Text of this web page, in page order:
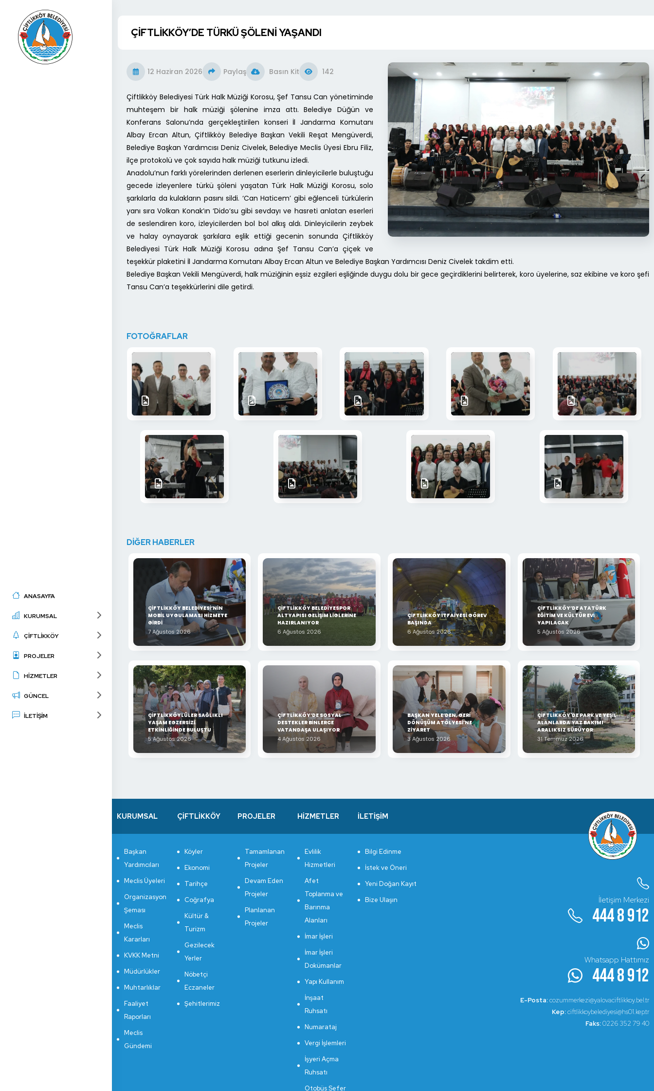
ÇİFTLİKKÖY’DE TÜRKÜ ŞÖLENİ YAŞANDI
12 Haziran 2026 Paylaş Basın Kit 142
Çiftlikköy Belediyesi Türk Halk Müziği Korosu, Şef Tansu Can yönetiminde
muhteşem bir halk müziği şölenine imza attı. Belediye Düğün ve
Konferans Salonu’nda gerçekleştirilen konseri İl Jandarma Komutanı
Albay Ercan Altun, Çiftlikköy Belediye Başkan Vekili Reşat Mengüverdi,
Belediye Başkan Yardımcısı Deniz Civelek, Belediye Meclis Üyesi Ebru Filiz,
ilçe protokolü ve çok sayıda halk müziği tutkunu izledi.
Anadolu’nun farklı yörelerinden derlenen eserlerin dinleyicilerle buluştuğu
gecede izleyenlere türkü şöleni yaşatan Türk Halk Müziği Korosu, solo
şarkılarla da kulakların pasını sildi. ‘Can Haticem’ gibi eğlenceli türkülerin
yanı sıra Volkan Konak’ın ‘Dido’su gibi sevdayı ve hasreti anlatan eserleri
de seslendiren koro, izleyicilerden bol bol alkış aldı. Dinleyicilerin zeybek
ve halay oynayarak şarkılara eşlik ettiği gecenin sonunda Çiftlikköy
Belediyesi Türk Halk Müziği Korosu adına Şef Tansu Can’a çiçek ve
teşekkür plaketini İl Jandarma Komutanı Albay Ercan Altun ve Belediye Başkan Yardımcısı Deniz Civelek takdim etti.
Belediye Başkan Vekili Mengüverdi, halk müziğinin eşsiz ezgileri eşliğinde duygu dolu bir gece geçirdiklerini belirterek, koro üyelerine, saz ekibine ve koro şefi
Tansu Can’a teşekkürlerini dile getirdi.
FOTOĞRAFLAR
DİĞER HABERLER
ÇİFTLİKKÖY BELEDİYESİ’NİN
MOBİL UYGULAMASI HİZMETE
GİRDİ
7 Ağustos 2026
ÇİFTLİKKÖY BELEDİYESPOR
ALTYAPISI GELİŞİM LİGLERİNE
HAZIRLANIYOR
6 Ağustos 2026
ÇİFTLİKKÖY İTFAİYESİ GÖREV
BAŞINDA
6 Ağustos 2026
ÇİFTLİKKÖY’DE ATATÜRK
EĞİTİM VE KÜLTÜR EVİ
YAPILACAK
5 Ağustos 2026
ÇİFTLİKKÖYLÜLER SAĞLIKLI
YAŞAM EGZERSİZİ
ETKİNLİĞİNDE BULUŞTU
5 Ağustos 2026
ÇİFTLİKKÖY’DE SOSYAL
DESTEKLER BİNLERCE
VATANDAŞA ULAŞIYOR
4 Ağustos 2026
BAŞKAN YELE’DEN, GERİ
DÖNÜŞÜM ATÖLYESİ’NE
ZİYARET
3 Ağustos 2026
ÇİFTLİKKÖY'DE PARK VE YEŞİL
ALANLARDA YAZ BAKIMI
ARALIKSIZ SÜRÜYOR
31 Temmuz 2026
ANASAYFA
KURUMSAL
ÇİFTLİKKÖY
PROJELER
HİZMETLER
GÜNCEL
İLETİŞİM
KURUMSAL
Başkan
Yardımcıları
Meclis Üyeleri
Organizasyon
Şeması
Meclis
Kararları
KVKK Metni
Müdürlükler
Muhtarlıklar
Faaliyet
Raporları
Meclis
Gündemi
ÇİFTLİKKÖY
Köyler
Ekonomi
Tarihçe
Coğrafya
Kültür &
Turizm
Gezilecek
Yerler
Nöbetçi
Eczaneler
Şehitlerimiz
PROJELER
Tamamlanan
Projeler
Devam Eden
Projeler
Planlanan
Projeler
HİZMETLER
Evlilik
Hizmetleri
Afet
Toplanma ve
Barınma
Alanları
İmar İşleri
İmar İşleri
Dokümanlar
Yapı Kullanım
İnşaat
Ruhsatı
Numarataj
Vergi İşlemleri
İşyeri Açma
Ruhsatı
Otobüs Sefer
İLETİŞİM
Bilgi Edinme
İstek ve Öneri
Yeni Doğan Kayıt
Bize Ulaşın
İletişim Merkezi
444 8 912
Whatsapp Hattımız
444 8 912
E-Posta:cozummerkezi@yalovaciftlikkoy.bel.tr
Kep:ciftlikkoybelediyesi@hs01.kep.tr
Faks:0226 352 79 40